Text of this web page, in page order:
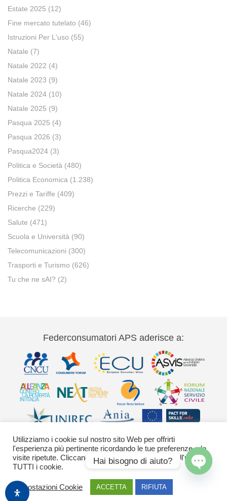
Estate 2025 (12)
Fine mercato tutelato (46)
Istruzioni Per L'uso (55)
Natale (7)
Natale 2022 (4)
Natale 2023 (9)
Natale 2024 (10)
Natale 2025 (9)
Pasqua 2025 (4)
Pasqua 2026 (3)
Pasqua2024 (3)
Politica e Società (480)
Politica Economica (1.238)
Prezzi e Tariffe (409)
Ricerche (229)
Salute (471)
Scuola e Università (90)
Telecomunicazioni (300)
Trasporti e Turismo (626)
Tu che ne sAI? (2)
Federconsumatori APS aderisce a:
Via Palestro 11 00185 Roma - tel 06
42020755-9 federconsumatori@federconsumatori.it Ufficio stampa tel: 06
42020755 ufficiostampa@federconsumatori.it -Cookies Policy
Utilizziamo i cookie sul nostro sito Web per offrirti
l'esperienza più pertinente ricordando le tue preferenze e le
visite ripetute. Cliccando su "Accetta" acconsenti all'uso di
TUTTI i cookie.
Impostazioni Cookie ACCETTA RIFIUTA
Hai bisogno di aiuto?